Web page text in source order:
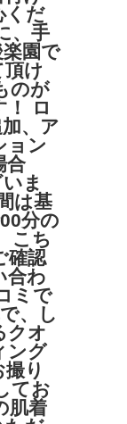
くだ
、手
園で
け
のが
！ ロ
、ア
ョン
合
ま
は基
分の
こち
確認
合わ
ミで
、し
クオ
ング
り
てお
肌着